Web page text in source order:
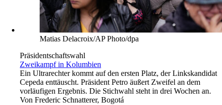
Matias Delacroix/AP Photo/dpa
Präsidentschaftswahl
Zweikampf in Kolumbien
Ein Ultrarechter kommt auf den ersten Platz, der Linkskandidat
Cepeda enttäuscht. Präsident Petro äußert Zweifel an dem
vorläufigen Ergebnis. Die Stichwahl steht in drei Wochen an.
Von Frederic Schnatterer, Bogotá